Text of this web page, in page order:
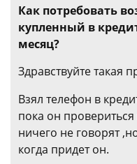
Как потребовать
купленный в
месяц?
Здравствуйте такая
Взял телефон в
пока он
ничего не говорят
когда придет он.